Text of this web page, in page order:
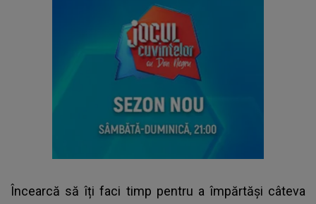
Încearcă să îți faci timp pentru a împărtăși câteva